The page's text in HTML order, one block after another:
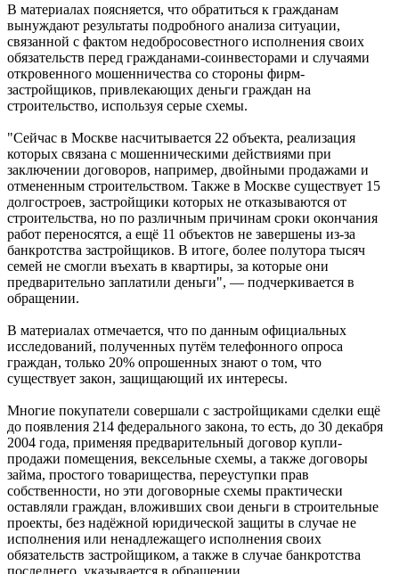
В материалах поясняется, что обратиться к гражданам
вынуждают результаты подробного анализа ситуации,
связанной с фактом недобросовестного исполнения своих
обязательств перед гражданами-соинвесторами и случаями
откровенного мошенничества со стороны фирм-
застройщиков, привлекающих деньги граждан на
строительство, используя серые схемы.
"Сейчас в Москве насчитывается 22 объекта, реализация
которых связана с мошенническими действиями при
заключении договоров, например, двойными продажами и
отмененным строительством. Также в Москве существует 15
долгостроев, застройщики которых не отказываются от
строительства, но по различным причинам сроки окончания
работ переносятся, а ещё 11 объектов не завершены из-за
банкротства застройщиков. В итоге, более полутора тысяч
семей не смогли въехать в квартиры, за которые они
предварительно заплатили деньги", — подчеркивается в
обращении.
В материалах отмечается, что по данным официальных
исследований, полученных путём телефонного опроса
граждан, только 20% опрошенных знают о том, что
существует закон, защищающий их интересы.
Многие покупатели совершали с застройщиками сделки ещё
до появления 214 федерального закона, то есть, до 30 декабря
2004 года, применяя предварительный договор купли-
продажи помещения, вексельные схемы, а также договоры
займа, простого товарищества, переуступки прав
собственности, но эти договорные схемы практически
оставляли граждан, вложивших свои деньги в строительные
проекты, без надёжной юридической защиты в случае не
исполнения или ненадлежащего исполнения своих
обязательств застройщиком, а также в случае банкротства
последнего, указывается в обращении.